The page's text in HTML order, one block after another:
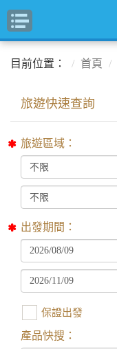
目前位置： 首頁
旅遊區域：
出發期間：
保證出發
產品快搜：